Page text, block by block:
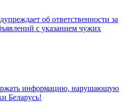
об ответственности за
с указанием чужих
информацию, нарушающую
Беларусь!